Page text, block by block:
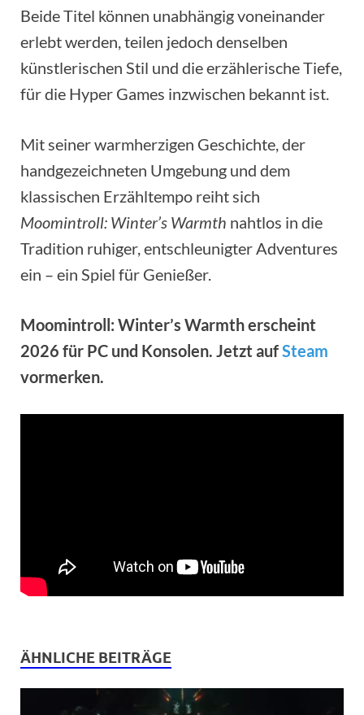
Beide Titel können unabhängig voneinander
erlebt werden, teilen jedoch denselben
künstlerischen Stil und die erzählerische Tiefe,
für die Hyper Games inzwischen bekannt ist.
Mit seiner warmherzigen Geschichte, der
handgezeichneten Umgebung und dem
klassischen Erzähltempo reiht sich
Moomintroll: Winter’s Warmth nahtlos in die
Tradition ruhiger, entschleunigter Adventures
ein – ein Spiel für Genießer.
Moomintroll: Winter’s Warmth erscheint
2026 für PC und Konsolen. Jetzt aufSteam
vormerken.
ÄHNLICHE BEITRÄGE